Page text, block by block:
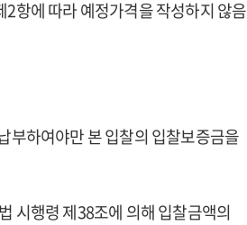
항에 따라 예정가격을 작성하지 않음
부하여야만 본 입찰의 입찰보증금을
시행령 제38조에 의해 입찰금액의